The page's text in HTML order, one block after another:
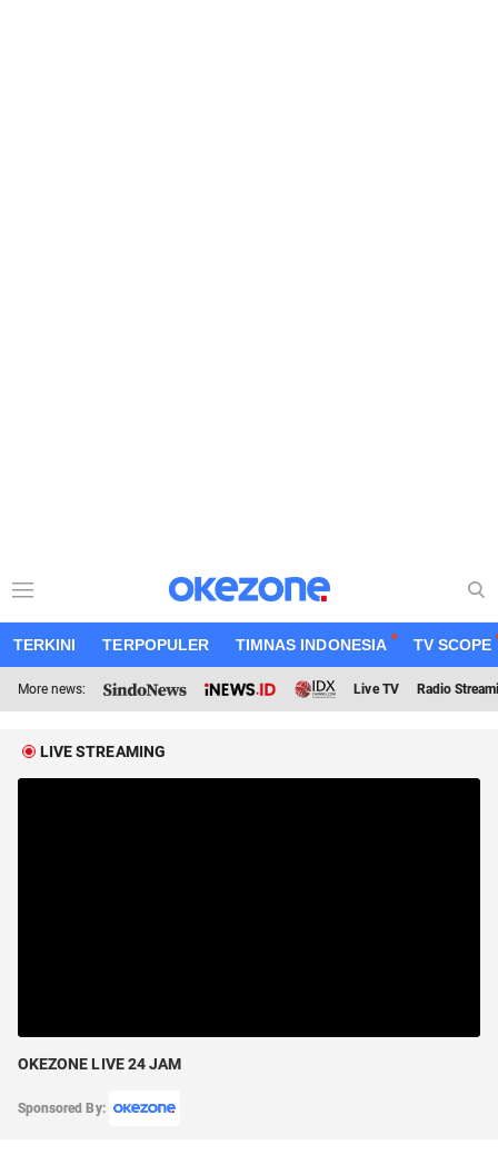
TERKINI TERPOPULER TIMNAS INDONESIA TV SCOPE
More news: Live TV Radio
LIVE STREAMING
OKEZONE LIVE 24 JAM
Sponsored By: